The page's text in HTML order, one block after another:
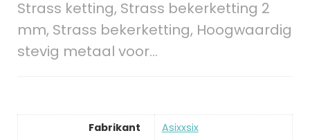
Strass ketting, Strass bekerketting 2
mm, Strass bekerketting, Hoogwaardig
stevig metaal voor…
Fabrikant
‎Asixxsix